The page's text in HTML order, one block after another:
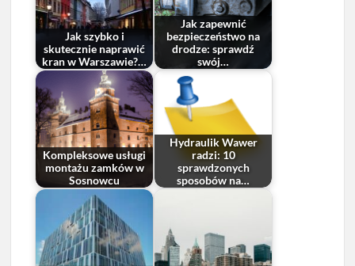
Jak szybko i
skutecznie naprawić
kran w Warszawie?…
Jak zapewnić
bezpieczeństwo na
drodze: sprawdź
swój…
Kompleksowe usługi
montażu zamków w
Sosnowcu
Hydraulik Wawer
radzi: 10
sprawdzonych
sposobów na…